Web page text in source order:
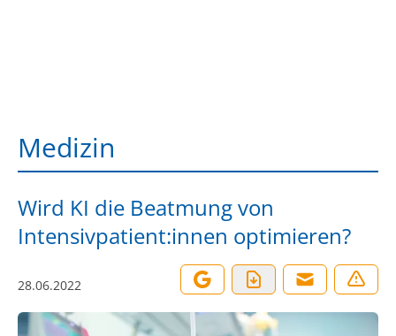
Medizin
Wird KI die Beatmung von
Intensivpatient:innen optimieren?
28.06.2022